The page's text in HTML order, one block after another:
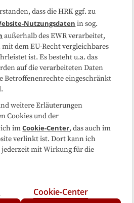
dass die HRK ggf. zu
Nutzungsdaten in sog.
außerhalb des EWR verarbeitet,
dem EU-Recht vergleichbares
ist. Es besteht u.a. das
auf die verarbeiteten Daten
Betroffenenrechte eingeschränkt
weitere Erläuterungen
Cookies und der
ich imCookie-Center, das auch im
verlinkt ist. Dort kann ich
mit Wirkung für die
Cookie-Center